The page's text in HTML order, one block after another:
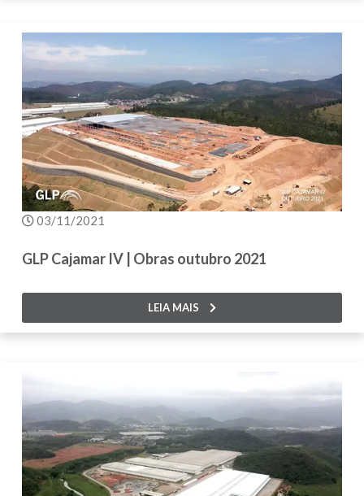
03/11/2021
GLP Cajamar IV | Obras outubro 2021
LEIA MAIS